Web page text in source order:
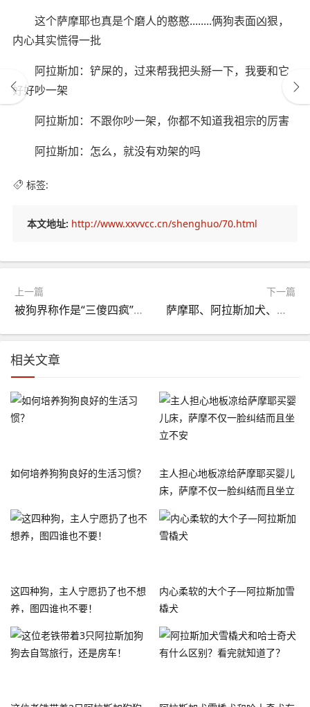
这个萨摩耶也真是个磨人的憨憨........俩狗表面凶狠，
内心其实慌得一批
阿拉斯加：铲屎的，过来帮我把头掰一下，我要和它
好好吵一架
阿拉斯加：不跟你吵一架，你都不知道我祖宗的厉害
阿拉斯加：怎么，就没有劝架的吗
标签:
本文地址: http://www.xxvvcc.cn/shenghuo/70.html
上一篇
被狗界称作是“三傻四疯”的7种狗子，有你家养的吗？
下一篇
萨摩耶、阿拉斯加犬、哈士奇雪橇三傻各具特色，不要认错哦！
相关文章
如何培养狗狗良好的生活习惯？
主人担心地板凉给萨摩耶买婴儿
床，萨摩不仅一脸纠结而且坐立
不安
这四种狗，主人宁愿扔了也不想
养，图四谁也不要！
内心柔软的大个子—阿拉斯加雪
橇犬